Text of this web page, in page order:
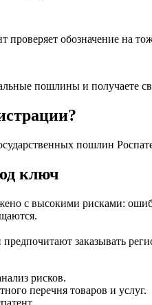
проверяет обозначение на
пошлины и получаете
пошлин
ключ
с высокими рисками:
заказывать
рисков.
перечня товаров и услуг.